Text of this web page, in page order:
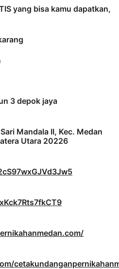
yang bisa kamu dapatkan,
3 depok jaya
Mandala II, Kec. Medan
Utara 20226